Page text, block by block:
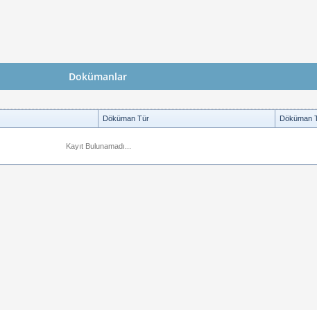
Dokümanlar
Döküman Tür Döküman
Kayıt Bulunamadı...